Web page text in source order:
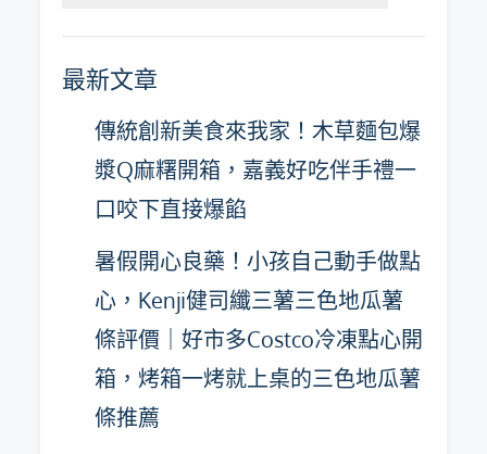
整
最新文章
傳統創新美食來我家！木草麵包爆
漿Q麻糬開箱，嘉義好吃伴手禮一
口咬下直接爆餡
暑假開心良藥！小孩自己動手做點
心，Kenji健司纖三薯三色地瓜薯
條評價｜好市多Costco冷凍點心開
箱，烤箱一烤就上桌的三色地瓜薯
條推薦